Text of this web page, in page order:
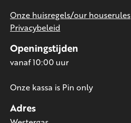
Adres
Openingstijden
vanaf 10:00 uur
Onze kassa is Pin only
Onze huisregels/our houserules
Privacybeleid